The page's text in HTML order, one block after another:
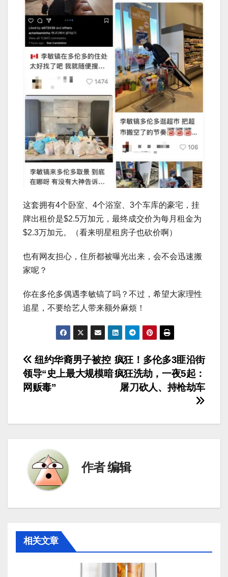
这套拥有4个卧室、4个浴室、3个车库的豪宅，挂
牌出租价是$2.5万加元，最终成交价为每月租金为
$2.3万加元。（看来明星租房子也砍价啊）
也有网友担心，住所都被曝光出来，会不会迅速搬
家呢？
你在多伦多偶遇李敏镐了吗？不过，希望大家理性
追星，不要给艺人带来额外麻烦！
文
章
航
疯狂！多伦多3匪沿街
疯狂洗劫，一夜5起：
屠刀砍人、持枪劫车
纽约华裔男子被控
领导“史上最大规模暗
网贩毒”
作者编辑
相关文章